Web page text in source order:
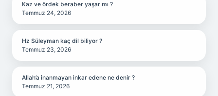
Kaz ve ördek beraber yaşar mı ?
Temmuz 24, 2026
Hz Süleyman kaç dil biliyor ?
Temmuz 23, 2026
Allah’a inanmayan inkar edene ne denir ?
Temmuz 21, 2026